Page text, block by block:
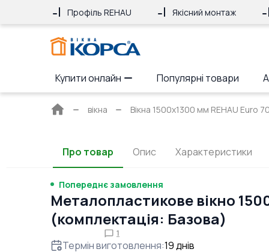
Профіль REHAU Якісний монтаж
Купити онлайн Популярні товари
Головна
вікна Вікна 1500x1300 мм REHAU Euro
Про товар Опис Характеристики
Попереднє замовлення
Металопластикове вікно
(комплектація: Базова)
1
Термін виготовлення:19днів